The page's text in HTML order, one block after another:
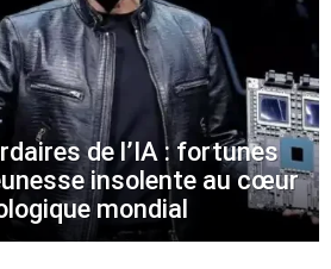
de l’IA : fortunes
insolente au cœur
mondial